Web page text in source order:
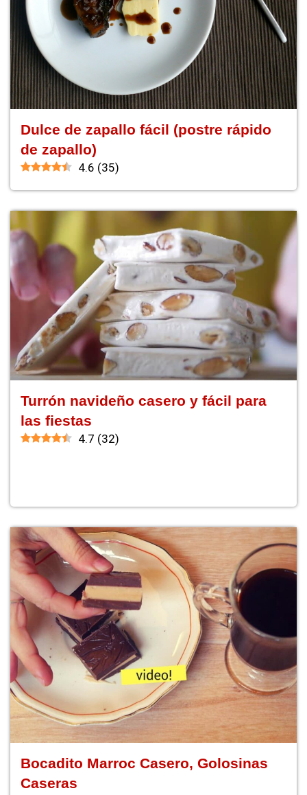
Dulce de zapallo fácil (postre rápido
de zapallo)
4.6 (35)
Turrón navideño casero y fácil para
las fiestas
4.7 (32)
Bocadito Marroc Casero, Golosinas
Caseras